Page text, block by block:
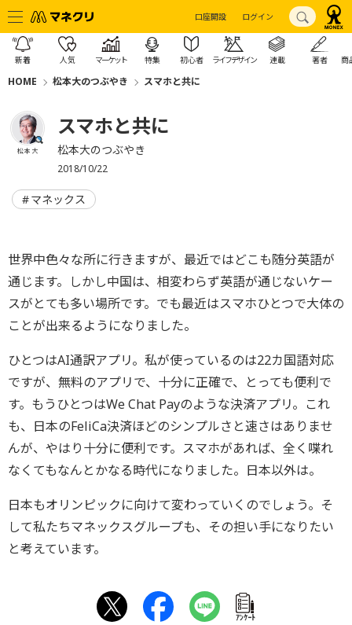
口座開設 ログイン
新着 人気 マーケット 特集 初心者 ライフデザイン 連載 著者 商
HOME 松本大のつぶやき スマホと共に
松本 大
スマホと共に
松本大のつぶやき
2018/10/22
マネックス
世界中色々な所に行きますが、最近ではどこも随分英語が
通じます。しかし中国は、相変わらず英語が通じないケー
スがとても多い場所です。でも最近はスマホひとつで大体の
ことが出来るようになりました。
ひとつはAI通訳アプリ。私が使っているのは22カ国語対応
ですが、無料のアプリで、十分に正確で、とっても便利で
す。もうひとつはWe Chat Payのような決済アプリ。これ
も、日本のFeliCa決済ほどのシンプルさと速さはありませ
んが、やはり十分に便利です。スマホがあれば、全く喋れ
なくてもなんとかなる時代になりました。日本以外は。
日本もオリンピックに向けて変わっていくのでしょう。そ
して私たちマネックスグループも、その担い手になりたい
と考えています。
ｱﾝｹｰﾄ